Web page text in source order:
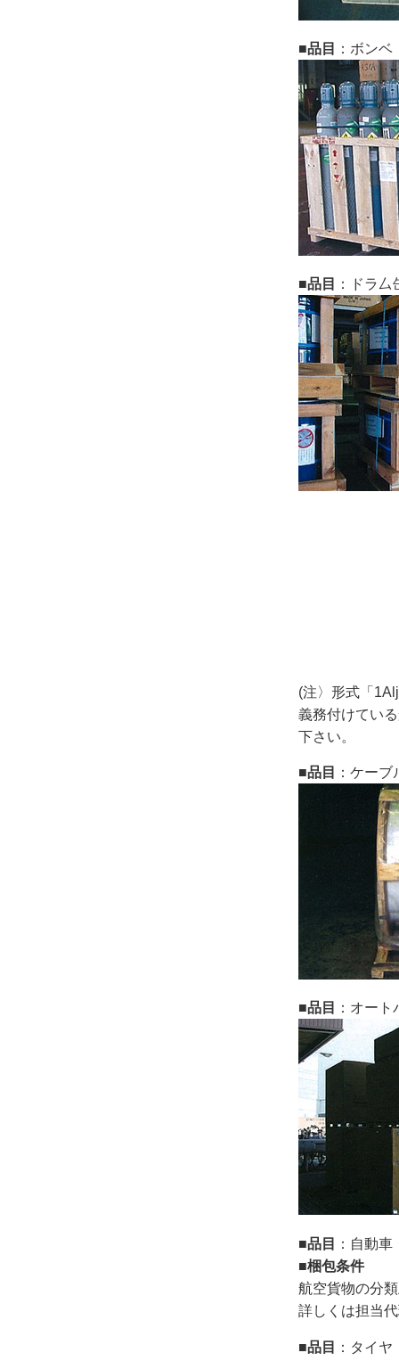
■品目 ：ボンベ
■品目 ：ドラ厶
(注〉形式「
義務付けてい
下さい。
■品目 ：ケーブ
■品目 ：オート
■品目
：自動
■梱包条件
航空貨物の分
詳しくは担当
■品目 ：タイヤ